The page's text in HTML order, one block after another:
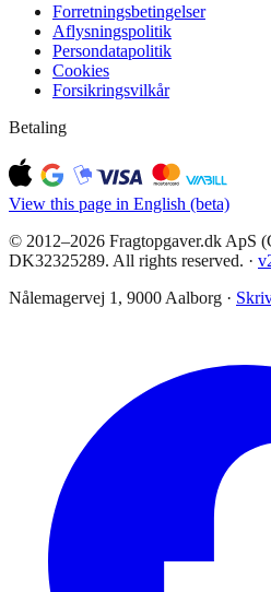
Forretningsbetingelser
Aflysningspolitik
Persondatapolitik
Cookies
Forsikringsvilkår
Betaling
View this page in English (beta)
© 2012–2026 Fragtopgaver.dk ApS
DK32325289. All rights reserved. · v
Nålemagervej 1, 9000 Aalborg ·